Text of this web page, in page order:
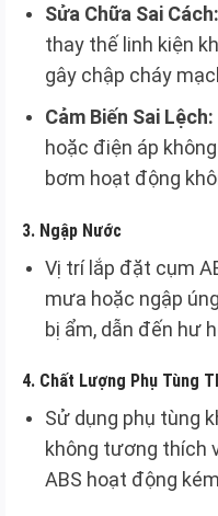
Sửa Chữa Sai Cách:
thay thế linh kiện
gây chập cháy
Cảm Biến Sai Lệch:
hoặc điện áp
bơm hoạt động
3. Ngập Nước
Vị trí lắp đặt cụm
mưa hoặc ngập
bị ẩm, dẫn đến hư
4. Chất Lượng Phụ Tùng
Sử dụng phụ tùng
không tương thích
ABS hoạt động